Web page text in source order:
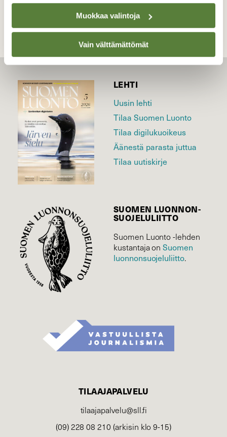
Muokkaa valintoja
Vain välttämättömät
LEHTI
Uusin lehti
Tilaa Suomen Luonto
Tilaa digilukuoikeus
Äänestä parasta juttua
Tilaa uutiskirje
SUOMEN LUONNON­
SUOJELU­LIITTO
Suomen Luonto -lehden
kustantaja onSuomen
luonnonsuojelu­liitto.
TILAAJAPALVELU
tilaajapalvelu@sll.fi
(09) 228 08 210 (arkisin klo 9-15)